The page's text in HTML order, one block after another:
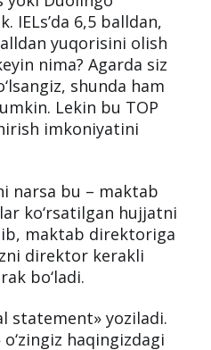
IELsʼda 6,5 balldan,
yuqorisini olish
nima? Agarda siz
shunda ham
Lekin bu TOP
imkoniyatini
narsa bu – maktab
ko‘rsatilgan hujjatni
maktab direktoriga
direktor kerakli
bo‘ladi.
statement» yoziladi.
haqingizdagi